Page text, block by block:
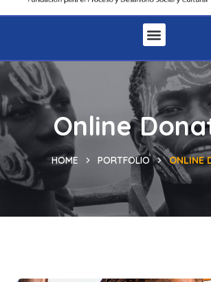
Online
HOME PORTFOLIO ONLINE